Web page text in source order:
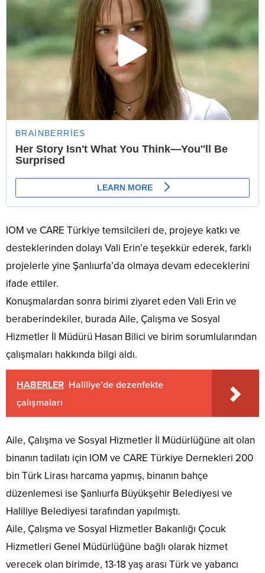
IOM ve CARE Türkiye temsilcileri de, projeye katkı ve
desteklerinden dolayı Vali Erin’e teşekkür ederek, farklı
projelerle yine Şanlıurfa’da olmaya devam edeceklerini
ifade ettiler.
Konuşmalardan sonra birimi ziyaret eden Vali Erin ve
beraberindekiler, burada Aile, Çalışma ve Sosyal
Hizmetler İl Müdürü Hasan Bilici ve birim sorumlularından
çalışmaları hakkında bilgi aldı.
HABERLER Haliliye’de dezenfekte
çalışmaları
Aile, Çalışma ve Sosyal Hizmetler İl Müdürlüğüne ait olan
binanın tadilatı için IOM ve CARE Türkiye Dernekleri 200
bin Türk Lirası harcama yapmış, binanın bahçe
düzenlemesi ise Şanlıurfa Büyükşehir Belediyesi ve
Haliliye Belediyesi tarafından yapılmıştı.
Aile, Çalışma ve Sosyal Hizmetler Bakanlığı Çocuk
Hizmetleri Genel Müdürlüğüne bağlı olarak hizmet
verecek olan birimde, 13-18 yaş arası Türk ve yabancı